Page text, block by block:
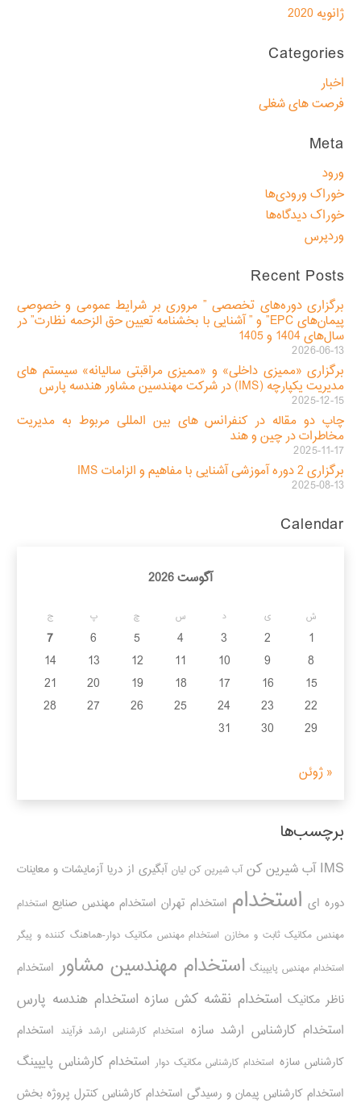
ژانویه 2020
Categories
اخبار
فرصت های شغلی
Meta
ورود
خوراک ورودی‌ها
خوراک دیدگاه‌ها
وردپرس
Recent Posts
برگزاری دوره‌های تخصصی ” مروری بر شرایط عمومی و خصوصی
پیمان‌های EPC” و ” آشنایی با بخشنامه تعیین حق الزحمه نظارت” در
سال‌های 1404 و 1405
2026-06-13
برگزاری «ممیزی داخلی» و «ممیزی مراقبتی سالیانه» سیستم های
مدیریت یکپارچه (IMS) در شرکت مهندسین مشاور هندسه پارس
2025-12-15
چاپ دو مقاله در کنفرانس های بین المللی مربوط به مدیریت
مخاطرات در چین و هند
2025-11-17
برگزاری 2 دوره آموزشی آشنایی با مفاهیم و الزامات IMS
2025-08-13
Calendar
آگوست 2026
ش ی د س چ پ ج
1
2
3
4
5
6
7
8
9
10
11
12
13
14
15
16
17
18
19
20
21
22
23
24
25
26
27
28
29
30
31
« ژوئن
برچسب‌ها
IMS آب شیرین کن آب شیرین کن لیان آبگیری از دریا آزمایشات و معاینات
دوره ای استخدام استخدام تهران استخدام مهندس صنایع استخدام
مهندس مکانیک ثابت و مخازن استخدام مهندس مکانیک دوار-هماهنگ کننده و پیگر
استخدام مهندس پایپینگ استخدام مهندسین مشاور استخدام
ناظر مکانیک استخدام نقشه کش سازه استخدام هندسه پارس
استخدام کارشناس ارشد سازه استخدام کارشناس ارشد فرآیند استخدام
کارشناس سازه استخدام کارشناس مکانیک دوار استخدام کارشناس پایپینگ
استخدام کارشناس پیمان و رسیدگی استخدام کارشناس کنترل پروژه بخش